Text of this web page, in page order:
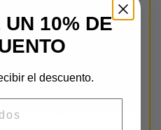
UN 10% DE
el descuento.